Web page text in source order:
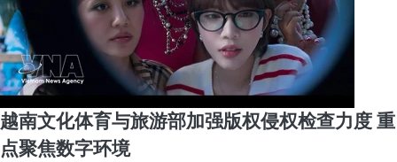
越南文化体育与旅游部加强版权侵权检查力度 重
点聚焦数字环境